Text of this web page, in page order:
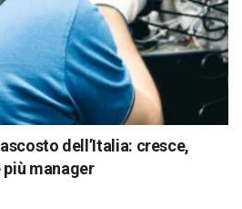
dell’Italia: cresce,
manager